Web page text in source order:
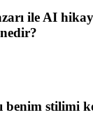
ile AI
benim stilimi